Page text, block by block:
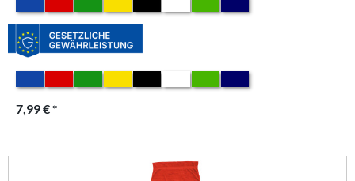
7,99 € *